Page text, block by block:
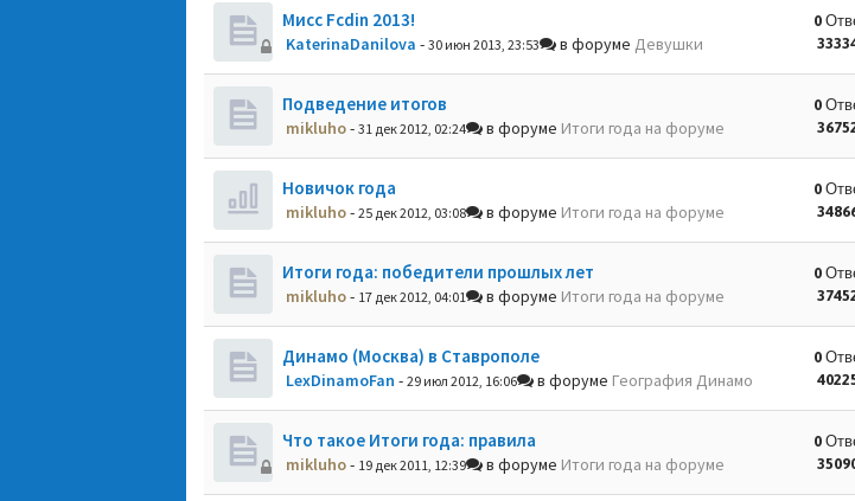
Мисс Fcdin 2013!
KaterinaDanilova - 30 июн 2013, 23:53 в форуме Девушки
0
Подведение итогов
mikluho- 31 дек 2012, 02:24 в форуме Итоги года на форуме
0
Новичок года
mikluho- 25 дек 2012, 03:08 в форуме Итоги года на форуме
0
Итоги года: победители прошлых лет
mikluho- 17 дек 2012, 04:01 в форуме Итоги года на форуме
0
Динамо (Москва) в Ставрополе
LexDinamoFan - 29 июл 2012, 16:06 в форуме География Динамо
0
Что такое Итоги года: правила
mikluho- 19 дек 2011, 12:39 в форуме Итоги года на форуме
0